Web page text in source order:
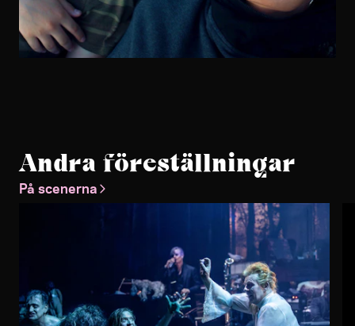
Andra föreställningar
På scenerna